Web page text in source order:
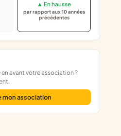
▲ En hausse
par rapport aux 10 années
précédentes
mon association